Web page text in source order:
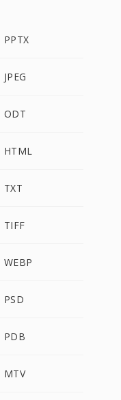
PPTX
ODT
HTML
TXT
TIFF
PSD
PDB
MTV